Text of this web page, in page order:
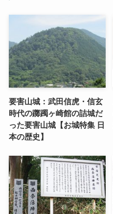
要害山城：武田信虎・信玄
時代の躑躅ヶ崎館の詰城だ
った要害山城【お城特集 日
本の歴史】